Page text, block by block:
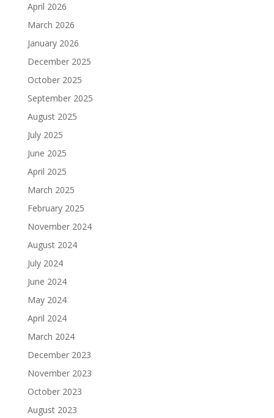
April 2026
March 2026
January 2026
December 2025
October 2025
September 2025
August 2025
July 2025
June 2025
April 2025
March 2025
February 2025
November 2024
August 2024
July 2024
June 2024
May 2024
April 2024
March 2024
December 2023
November 2023
October 2023
August 2023